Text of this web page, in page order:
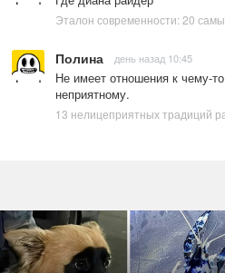
Полина день назад 10:45
Не имеет отношения к чему-то
неприятному.